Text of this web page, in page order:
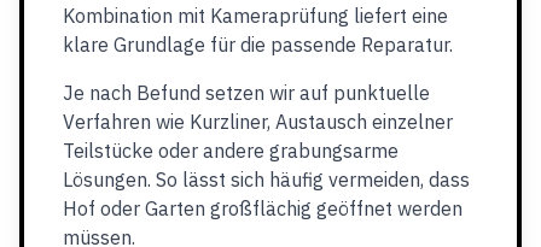
Kombination mit Kameraprüfung liefert eine
klare Grundlage für die passende Reparatur.
Je nach Befund setzen wir auf punktuelle
Verfahren wie Kurzliner, Austausch einzelner
Teilstücke oder andere grabungsarme
Lösungen. So lässt sich häufig vermeiden, dass
Hof oder Garten großflächig geöffnet werden
müssen.